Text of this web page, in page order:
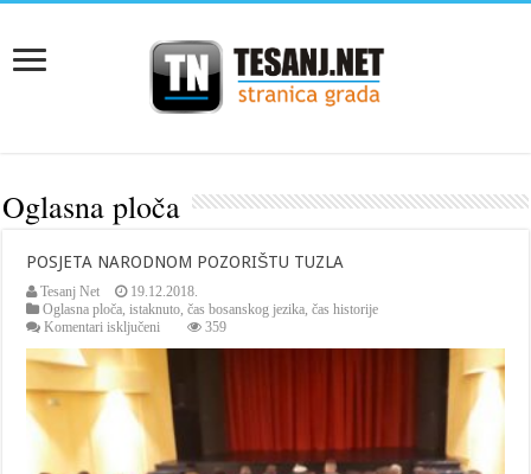
Oglasna ploča
POSJETA NARODNOM POZORIŠTU TUZLA
Tesanj Net
19.12.2018.
Oglasna ploča,istaknuto,čas bosanskog jezika,čas historije
Komentari isključeni
NARODNOM
POZORIŠTU
TUZLA
359